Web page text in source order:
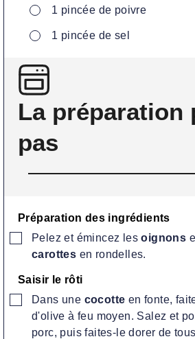
▢
1 pincée de poivre
▢
1 pincée de sel
La préparation
pas
Préparation des ingrédients
▢
Pelez et émincez lesoignons
carottes en rondelles.
Saisir le rôti
▢
Dans une cocotte en fonte,
d'olive à feu moyen. Salez et
porc, puis faites-le dorer de